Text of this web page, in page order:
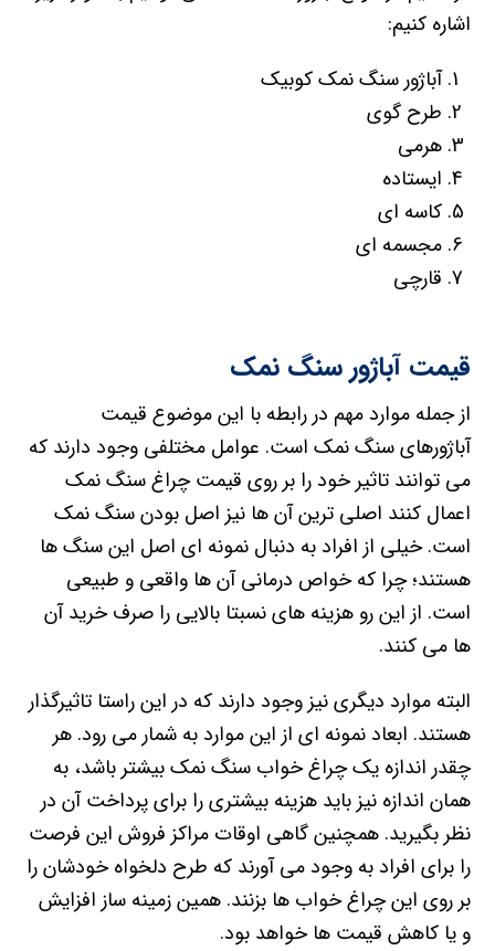
اشاره کنیم:
آباژور سنگ نمک کوبیک
طرح گوی
هرمی
ایستاده
کاسه ای
مجسمه ای
قارچی
قیمت آباژور سنگ نمک
از جمله موارد مهم در رابطه با این موضوع قیمت
آباژورهای سنگ نمک است. عوامل مختلفی وجود دارند که
می توانند تاثیر خود را بر روی قیمت چراغ سنگ نمک
اعمال کنند اصلی ترین آن ها نیز اصل بودن سنگ نمک
است. خیلی از افراد به دنبال نمونه ای اصل این سنگ ها
هستند؛ چرا که خواص درمانی آن ها واقعی و طبیعی
است. از این رو هزینه های نسبتا بالایی را صرف خرید آن
ها می کنند.
البته موارد دیگری نیز وجود دارند که در این راستا تاثیرگذار
هستند. ابعاد نمونه ای از این موارد به شمار می رود. هر
چقدر اندازه یک چراغ خواب سنگ نمک بیشتر باشد، به
همان اندازه نیز باید هزینه بیشتری را برای پرداخت آن در
نظر بگیرید. همچنین گاهی اوقات مراکز فروش این فرصت
را برای افراد به وجود می آورند که طرح دلخواه خودشان را
بر روی این چراغ خواب ها بزنند. همین زمینه ساز افزایش
و یا کاهش قیمت ها خواهد بود.